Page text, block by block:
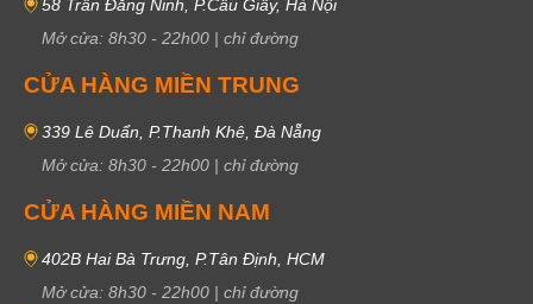
58 Trần Đăng Ninh, P.Cầu Giấy, Hà Nội
Mở cửa: 8h30 - 22h00 | chỉ đường
CỬA HÀNG MIỀN TRUNG
339 Lê Duẩn, P.Thanh Khê, Đà Nẵng
Mở cửa: 8h30 - 22h00 | chỉ đường
CỬA HÀNG MIỀN NAM
402B Hai Bà Trưng, P.Tân Định, HCM
Mở cửa: 8h30 - 22h00 | chỉ đường